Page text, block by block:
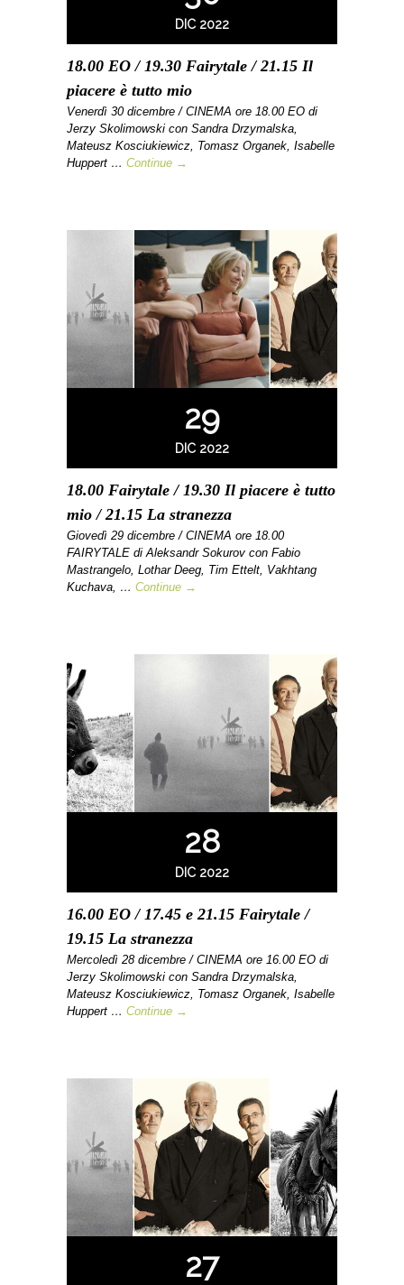
DIC 2022
18.00 EO / 19.30 Fairytale / 21.15 Il
piacere è tutto mio
Venerdì 30 dicembre / CINEMA ore 18.00 EO di
Jerzy Skolimowski con Sandra Drzymalska,
Mateusz Kosciukiewicz, Tomasz Organek, Isabelle
Huppert … Continue →
29
DIC 2022
18.00 Fairytale / 19.30 Il piacere è tutto
mio / 21.15 La stranezza
Giovedì 29 dicembre / CINEMA ore 18.00
FAIRYTALE di Aleksandr Sokurov con Fabio
Mastrangelo, Lothar Deeg, Tim Ettelt, Vakhtang
Kuchava, … Continue →
28
DIC 2022
16.00 EO / 17.45 e 21.15 Fairytale /
19.15 La stranezza
Mercoledì 28 dicembre / CINEMA ore 16.00 EO di
Jerzy Skolimowski con Sandra Drzymalska,
Mateusz Kosciukiewicz, Tomasz Organek, Isabelle
Huppert … Continue →
27